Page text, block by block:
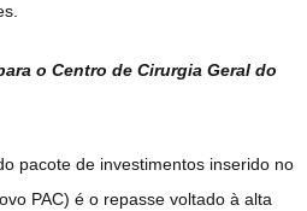
o Centro de Cirurgia Geral do
pacote de investimentos inserido no
PAC) é o repasse voltado à alta